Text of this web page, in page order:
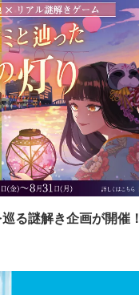
る謎解き企画が開催！